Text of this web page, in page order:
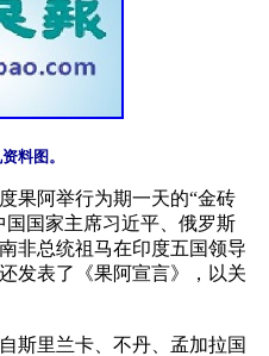
料图。
果阿举行为期一天的“金砖
国国家主席习近平、俄罗斯
非总统祖马在印度五国领导
发表了《果阿宣言》，以关
斯里兰卡、不丹、孟加拉国